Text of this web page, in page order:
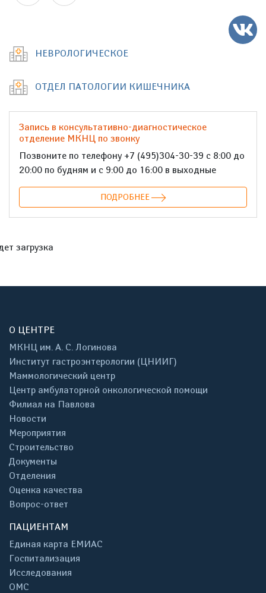
НЕВРОЛОГИЧЕСКОЕ
ОТДЕЛ ПАТОЛОГИИ КИШЕЧНИКА
Запись в консультативно-диагностическое
отделение МКНЦ по звонку
Позвоните по телефону +7 (495)304-30-39 с 8:00 до
20:00 по будням и с 9:00 до 16:00 в выходные
ПОДРОБНЕЕ
загрузка
О ЦЕНТРЕ
МКНЦ им. А. С. Логинова
Институт гастроэнтерологии (ЦНИИГ)
Маммологический центр
Центр амбулаторной онкологической помощи
Филиал на Павлова
Новости
Мероприятия
Строительство
Документы
Отделения
Оценка качества
Вопрос-ответ
ПАЦИЕНТАМ
Единая карта ЕМИАС
Госпитализация
Исследования
ОМС